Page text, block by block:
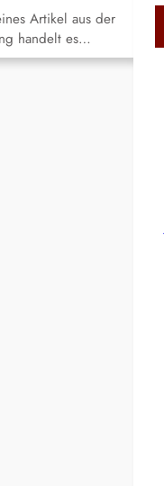
Artikel aus der
handelt es…
c